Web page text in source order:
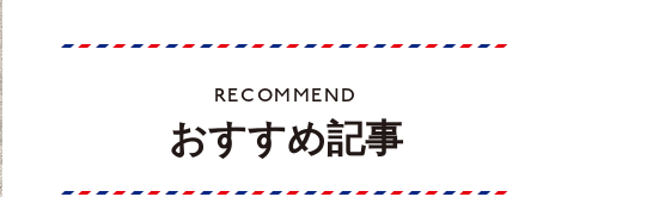
RECOMMEND
おすすめ記事